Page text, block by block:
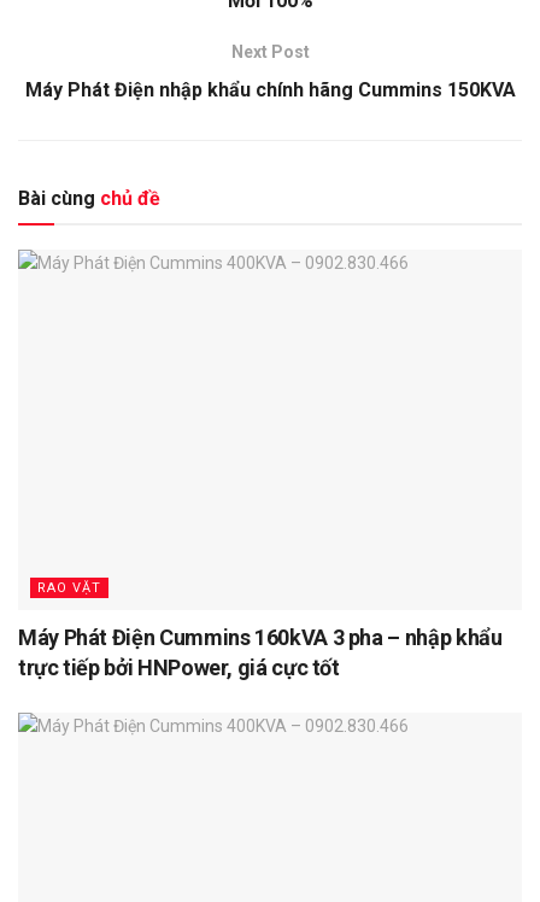
Next Post
Máy Phát Điện nhập khẩu chính hãng Cummins 150KVA
Bài cùng chủ đề
RAO VẶT
Máy Phát Điện Cummins 160kVA 3 pha – nhập khẩu
trực tiếp bởi HNPower, giá cực tốt